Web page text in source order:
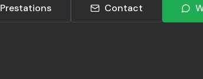
Prestations Contact